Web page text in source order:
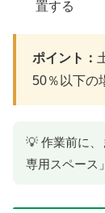
置する
ポイント：
50％以下の
💡 作業前に
専用スペース